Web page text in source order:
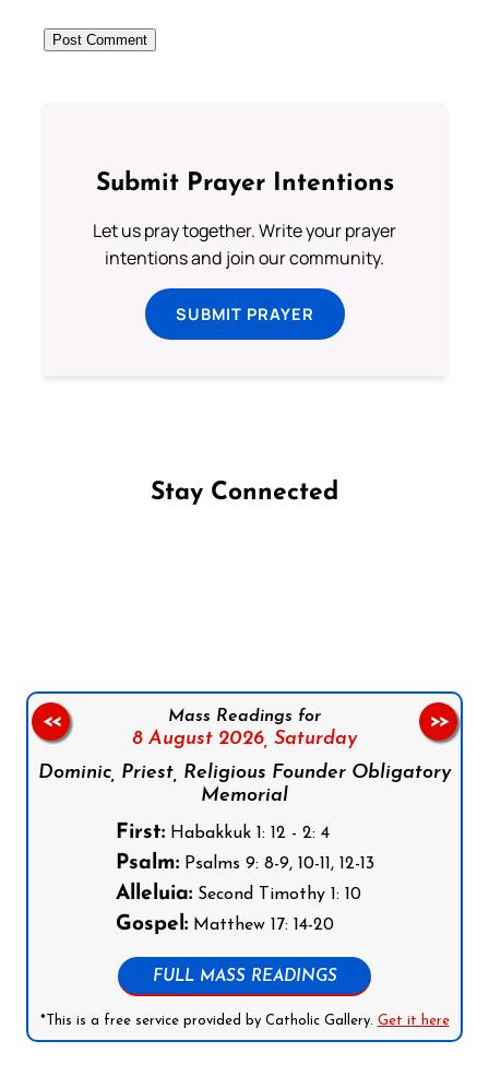
Submit Prayer Intentions
Let us pray together. Write your prayer
intentions and join our community.
SUBMIT PRAYER
Stay Connected
Mass Readings for
8 August 2026, Saturday
Dominic, Priest, Religious Founder Obligatory
Memorial
First:Habakkuk 1: 12 - 2: 4
Psalm:Psalms 9: 8-9, 10-11, 12-13
Alleluia:Second Timothy 1: 10
Gospel:Matthew 17: 14-20
FULL MASS READINGS
*This is a free service provided by Catholic Gallery. Get it here
<< >>